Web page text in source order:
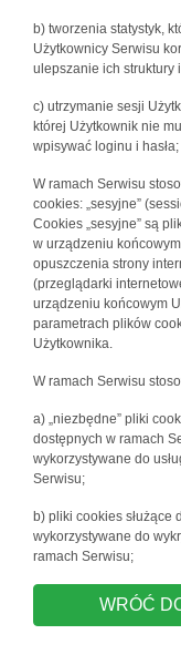
b) tworzenia statystyk,
Użytkownicy Serwisu
ulepszanie ich struktury
c) utrzymanie sesji
której Użytkownik nie
wpisywać loginu i hasła;
W ramach Serwisu
cookies: „sesyjne”
Cookies „sesyjne” są
w urządzeniu
opuszczenia strony
(przeglądarki
urządzeniu końcowym
parametrach plików
Użytkownika.
W ramach Serwisu
a) „niezbędne” pliki
dostępnych w ramach
wykorzystywane do
Serwisu;
b) pliki cookies
wykorzystywane do
ramach Serwisu;
WRÓĆ